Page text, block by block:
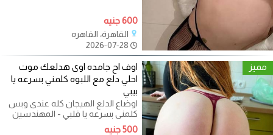
600 جنيه
القاهرة، القاهره
مميز
اوف اح جامده اوى هدلعك موت
احلي دلع مع اللبوه كلمني بسرعه يا
بيبي
اوضاع الدلع الهيجان كله عندى وبس
كلمنى بسرعه يا قلبي - المهندسين
ومدينه نصر والتجمع و الدلع
500 جنيه